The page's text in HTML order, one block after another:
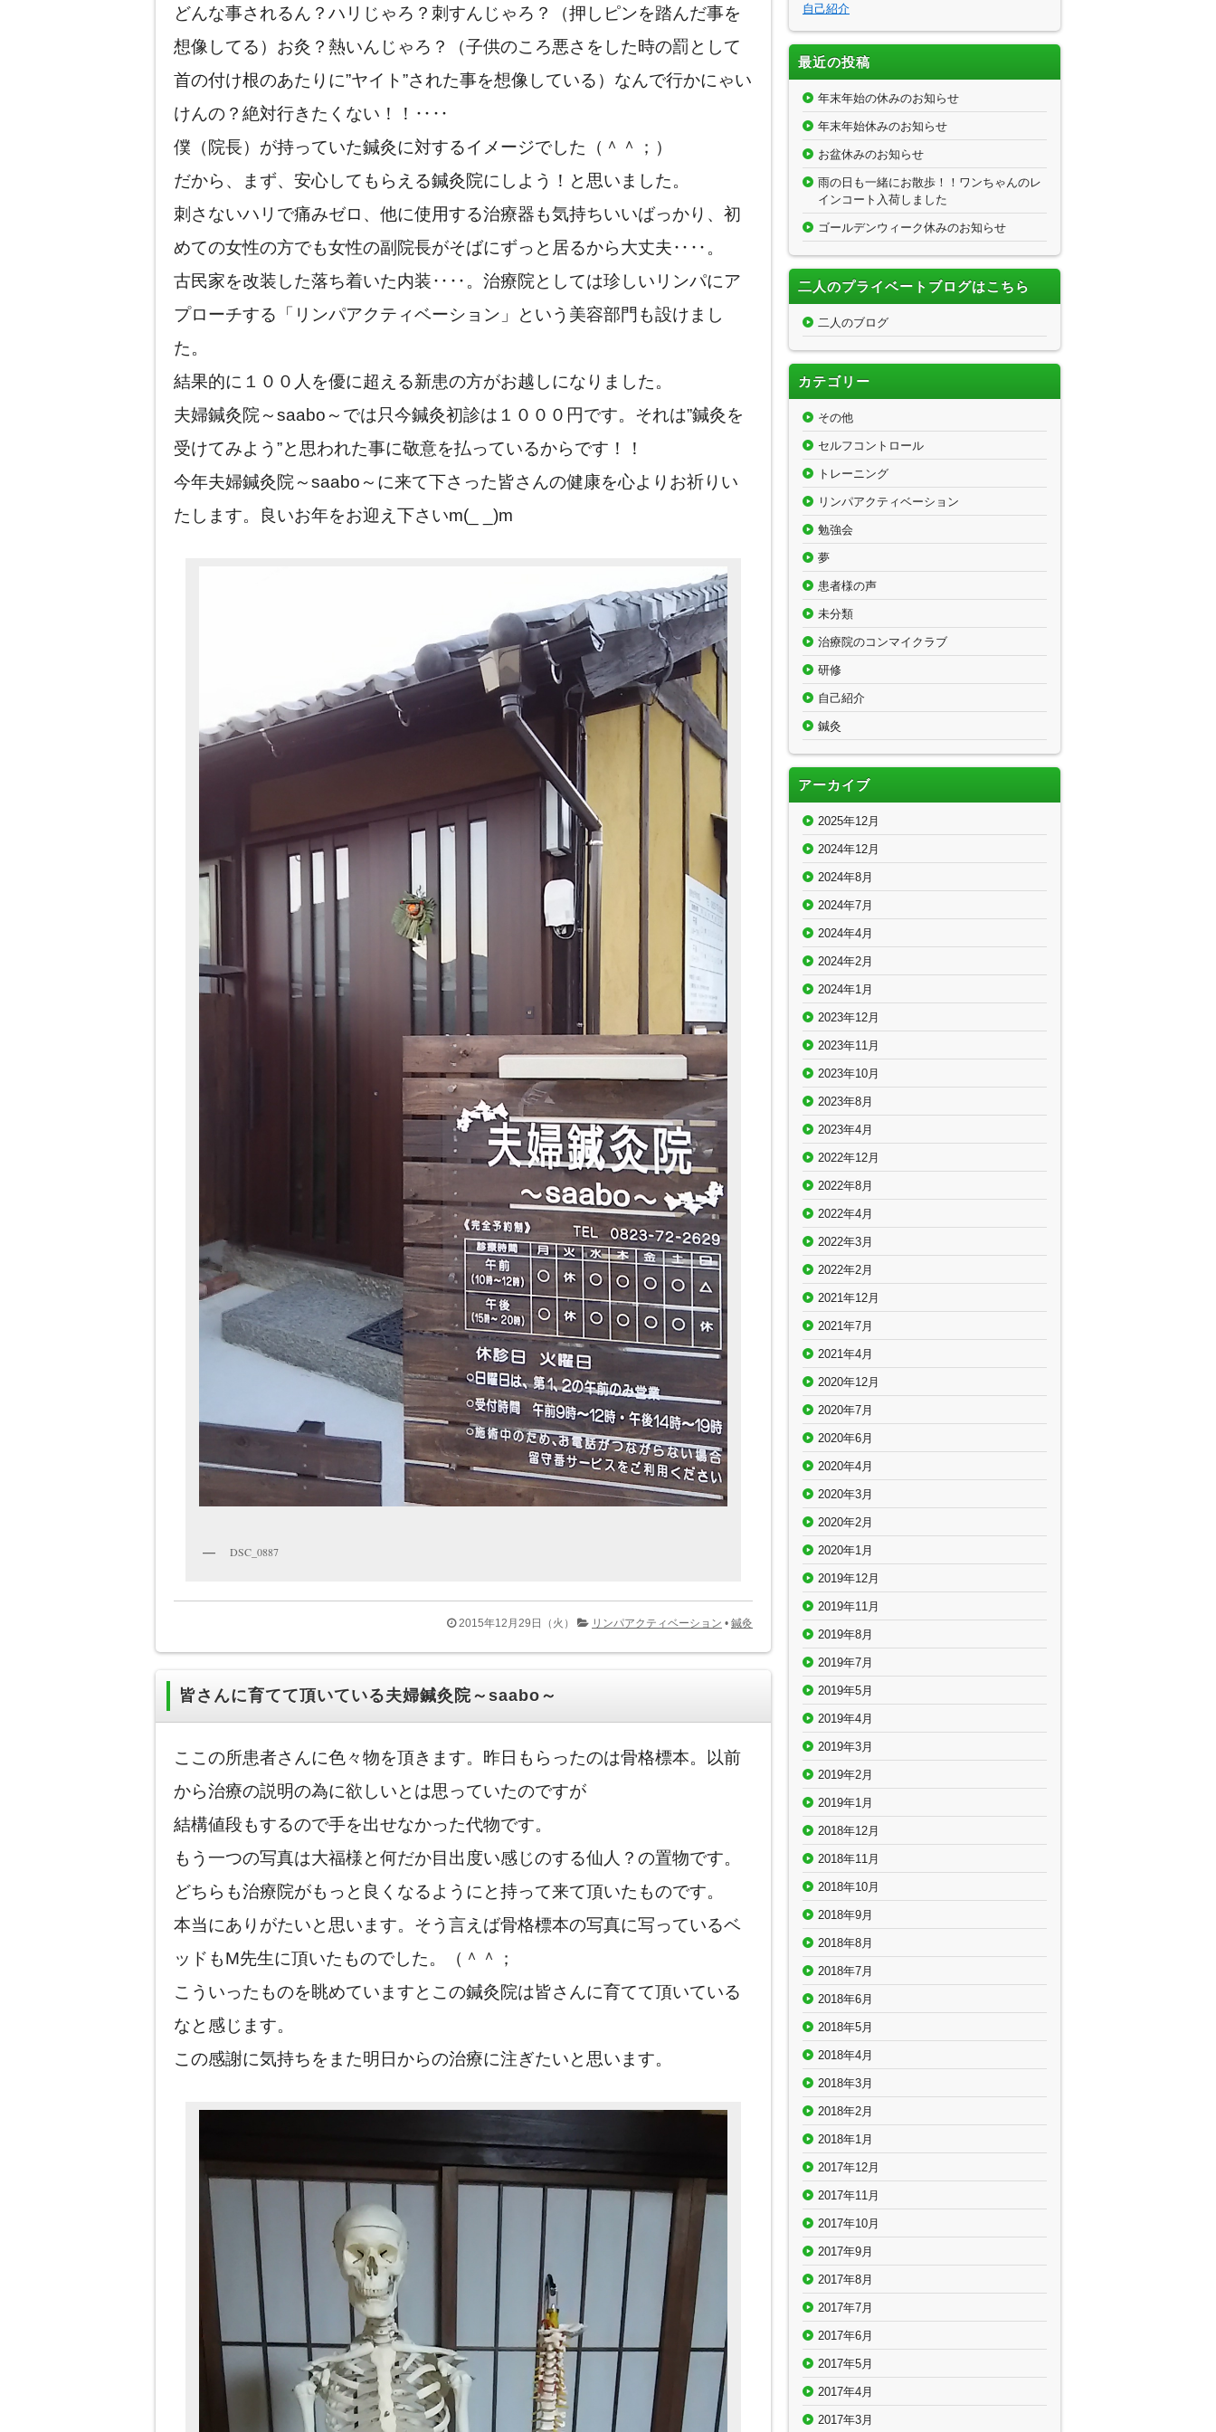
どんな事されるん？ハリじゃろ？刺すんじゃろ？（押しピンを踏んだ事を
想像してる）お灸？熱いんじゃろ？（子供のころ悪さをした時の罰として
首の付け根のあたりに”ヤイト”された事を想像している）なんで行かにゃい
けんの？絶対行きたくない！！‥‥
僕（院長）が持っていた鍼灸に対するイメージでした（＾＾；）
だから、まず、安心してもらえる鍼灸院にしよう！と思いました。
刺さないハリで痛みゼロ、他に使用する治療器も気持ちいいばっかり、初
めての女性の方でも女性の副院長がそばにずっと居るから大丈夫‥‥。
古民家を改装した落ち着いた内装‥‥。治療院としては珍しいリンパにア
プローチする「リンパアクティベーション」という美容部門も設けまし
た。
結果的に１００人を優に超える新患の方がお越しになりました。
夫婦鍼灸院～saabo～では只今鍼灸初診は１０００円です。それは”鍼灸を
受けてみよう”と思われた事に敬意を払っているからです！！
今年夫婦鍼灸院～saabo～に来て下さった皆さんの健康を心よりお祈りい
たします。良いお年をお迎え下さいm(_ _)m
DSC_0887
2015年12月29日（火） リンパアクティベーション • 鍼灸
皆さんに育てて頂いている夫婦鍼灸院～saabo～
ここの所患者さんに色々物を頂きます。昨日もらったのは骨格標本。以前
から治療の説明の為に欲しいとは思っていたのですが
結構値段もするので手を出せなかった代物です。
もう一つの写真は大福様と何だか目出度い感じのする仙人？の置物です。
どちらも治療院がもっと良くなるようにと持って来て頂いたものです。
本当にありがたいと思います。そう言えば骨格標本の写真に写っているベ
ッドもM先生に頂いたものでした。（＾＾；
こういったものを眺めていますとこの鍼灸院は皆さんに育てて頂いている
なと感じます。
この感謝に気持ちをまた明日からの治療に注ぎたいと思います。
自己紹介
最近の投稿
年末年始の休みのお知らせ
年末年始休みのお知らせ
お盆休みのお知らせ
雨の日も一緒にお散歩！！ワンちゃんのレ
インコート入荷しました
ゴールデンウィーク休みのお知らせ
二人のプライベートブログはこちら
二人のブログ
カテゴリー
その他
セルフコントロール
トレーニング
リンパアクティベーション
勉強会
夢
患者様の声
未分類
治療院のコンマイクラブ
研修
自己紹介
鍼灸
アーカイブ
2025年12月
2024年12月
2024年8月
2024年7月
2024年4月
2024年2月
2024年1月
2023年12月
2023年11月
2023年10月
2023年8月
2023年4月
2022年12月
2022年8月
2022年4月
2022年3月
2022年2月
2021年12月
2021年7月
2021年4月
2020年12月
2020年7月
2020年6月
2020年4月
2020年3月
2020年2月
2020年1月
2019年12月
2019年11月
2019年8月
2019年7月
2019年5月
2019年4月
2019年3月
2019年2月
2019年1月
2018年12月
2018年11月
2018年10月
2018年9月
2018年8月
2018年7月
2018年6月
2018年5月
2018年4月
2018年3月
2018年2月
2018年1月
2017年12月
2017年11月
2017年10月
2017年9月
2017年8月
2017年7月
2017年6月
2017年5月
2017年4月
2017年3月